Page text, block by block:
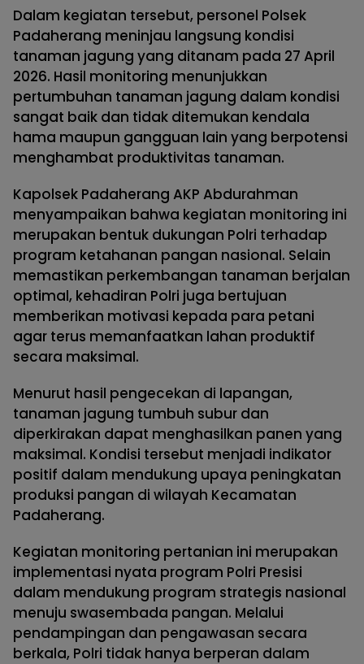
Dalam kegiatan tersebut, personel Polsek
Padaherang meninjau langsung kondisi
tanaman jagung yang ditanam pada 27 April
2026. Hasil monitoring menunjukkan
pertumbuhan tanaman jagung dalam kondisi
sangat baik dan tidak ditemukan kendala
hama maupun gangguan lain yang berpotensi
menghambat produktivitas tanaman.
Kapolsek Padaherang AKP Abdurahman
menyampaikan bahwa kegiatan monitoring ini
merupakan bentuk dukungan Polri terhadap
program ketahanan pangan nasional. Selain
memastikan perkembangan tanaman berjalan
optimal, kehadiran Polri juga bertujuan
memberikan motivasi kepada para petani
agar terus memanfaatkan lahan produktif
secara maksimal.
Menurut hasil pengecekan di lapangan,
tanaman jagung tumbuh subur dan
diperkirakan dapat menghasilkan panen yang
maksimal. Kondisi tersebut menjadi indikator
positif dalam mendukung upaya peningkatan
produksi pangan di wilayah Kecamatan
Padaherang.
Kegiatan monitoring pertanian ini merupakan
implementasi nyata program Polri Presisi
dalam mendukung program strategis nasional
menuju swasembada pangan. Melalui
pendampingan dan pengawasan secara
berkala, Polri tidak hanya berperan dalam